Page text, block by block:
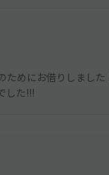
ためにお借りしまし
した!!!